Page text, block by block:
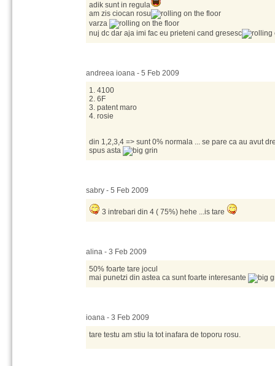
adik sunt in regula
am zis ciocan rosu
varza
nuj dc dar aja imi fac eu prieteni cand gresesc
andreea ioana - 5 Feb 2009
1. 4100
2. 6F
3. patent maro
4. rosie
din 1,2,3,4 => sunt 0% normala ... se pare ca au avut
spus asta
sabry - 5 Feb 2009
3 intrebari din 4 ( 75%) hehe ...is tare
alina - 3 Feb 2009
50% foarte tare jocul
mai punetzi din astea ca sunt foarte interesante
ioana - 3 Feb 2009
tare testu am stiu la tot inafara de toporu rosu.